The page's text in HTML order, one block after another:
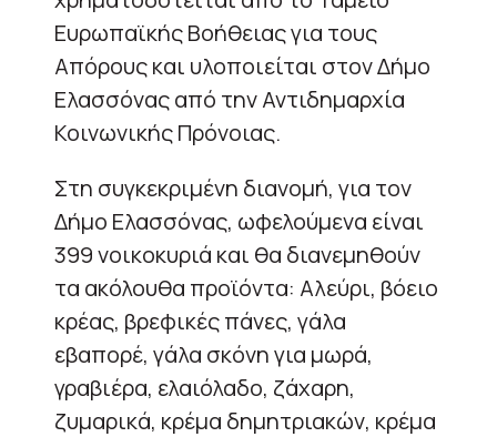
Ευρωπαϊκής Βοήθειας για τους
Απόρους και υλοποιείται στον Δήμο
Ελασσόνας από την Αντιδημαρχία
Κοινωνικής Πρόνοιας.
Στη συγκεκριμένη διανομή, για τον
Δήμο Ελασσόνας, ωφελούμενα είναι
399 νοικοκυριά και θα διανεμηθούν
τα ακόλουθα προϊόντα: Αλεύρι, βόειο
κρέας, βρεφικές πάνες, γάλα
εβαπορέ, γάλα σκόνη για μωρά,
γραβιέρα, ελαιόλαδο, ζάχαρη,
ζυμαρικά, κρέμα δημητριακών, κρέμα